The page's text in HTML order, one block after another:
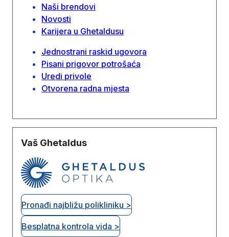
Naši brendovi
Novosti
Karijera u Ghetaldusu
Jednostrani raskid ugovora
Pisani prigovor potrošaća
Uredi privole
Otvorena radna mjesta
Vaš Ghetaldus
Pronađi najbližu polikliniku >
Besplatna kontrola vida >